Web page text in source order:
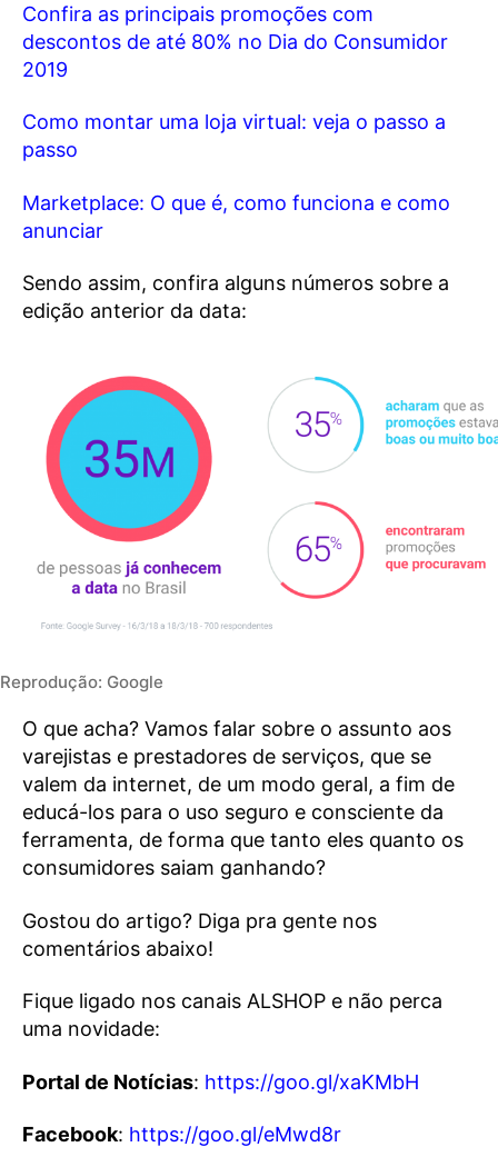
Confira as principais promoções com
descontos de até 80% no Dia do Consumidor
2019
Como montar uma loja virtual: veja o passo a
passo
Marketplace: O que é, como funciona e como
anunciar
Sendo assim, confira alguns números sobre a
edição anterior da data:
Reprodução: Google
O que acha? Vamos falar sobre o assunto aos
varejistas e prestadores de serviços, que se
valem da internet, de um modo geral, a fim de
educá-los para o uso seguro e consciente da
ferramenta, de forma que tanto eles quanto os
consumidores saiam ganhando?
Gostou do artigo? Diga pra gente nos
comentários abaixo!
Fique ligado nos canais ALSHOP e não perca
uma novidade:
Portal de Notícias: https://goo.gl/xaKMbH
Facebook: https://goo.gl/eMwd8r